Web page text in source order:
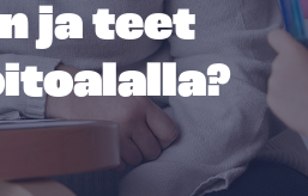
ja teet